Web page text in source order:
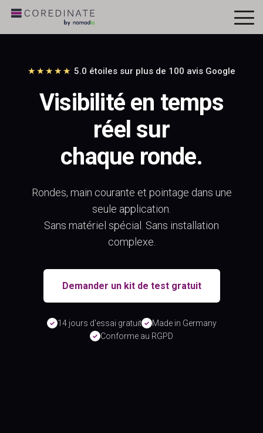
★★★★★ 5.0 étoiles sur plus de 100 avis Google
Visibilité en temps
réel sur
chaque ronde.
Rondes, main courante et pointage dans une
seule application.
Sans matériel spécial. Sans installation
complexe.
Demander un kit de test gratuit
✓ 14 jours d'essai gratuit ✓ Made in Germany
✓ Conforme au RGPD